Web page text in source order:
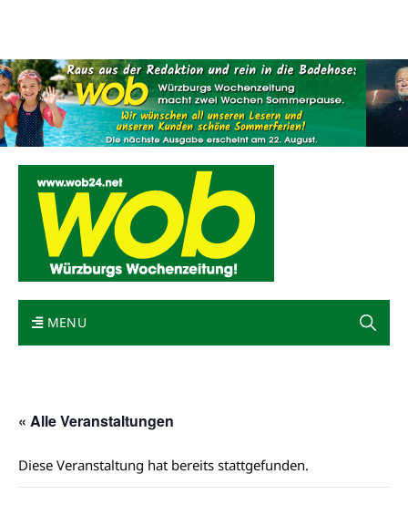
MENU
« Alle Veranstaltungen
Diese Veranstaltung hat bereits stattgefunden.